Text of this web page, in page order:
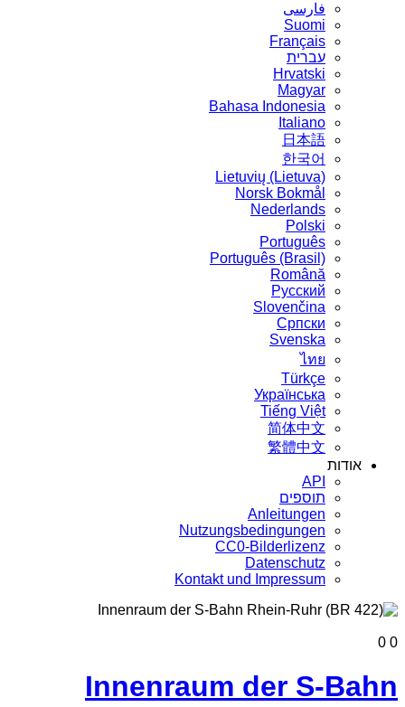
فارسی
Suomi
Français
עברית
Hrvatski
Magyar
Bahasa Indonesia
Italiano
日本語
한국어
Lietuvių (Lietuva)
‪Norsk Bokmål‬
Nederlands
Polski
Português
Português (Brasil)
Română
Русский
Slovenčina
Српски
Svenska
ไทย
Türkçe
Українська
Tiếng Việt
简体中文
繁體中文
אודות
API
תוספים
Anleitungen
Nutzungsbedingungen
CC0-Bilderlizenz
Datenschutz
Kontakt und Impressum
0
0
Innenraum der S-Bahn